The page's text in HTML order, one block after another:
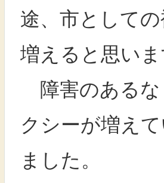
途、市として
増えると思い
障害のあるな
クシーが増え
ました。